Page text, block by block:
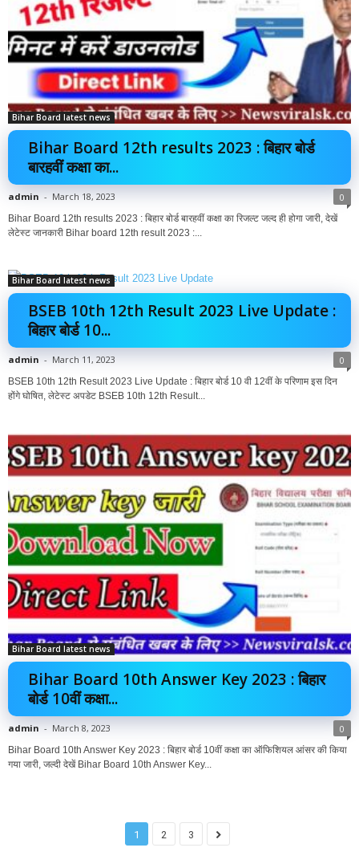
Bihar Board latest news
Bihar Board 12th results 2023 : बिहार बोर्ड
बारहवीं कक्षा का...
admin - March 18, 2023 0
Bihar Board 12th results 2023 : बिहार बोर्ड बारहवीं कक्षा का रिजल्ट जल्द ही होगा जारी, देखें
लेटेस्ट जानकारी Bihar board 12th result 2023 :...
Bihar Board latest news
BSEB 10th 12th Result 2023 Live Update :
बिहार बोर्ड 10...
admin - March 11, 2023 0
BSEB 10th 12th Result 2023 Live Update : बिहार बोर्ड 10 वी 12वीं के परिणाम इस दिन
होंगे घोषित, लेटेस्ट अपडेट BSEB 10th 12th Result...
Bihar Board latest news
Bihar Board 10th Answer Key 2023 : बिहार
बोर्ड 10वीं कक्षा...
admin - March 8, 2023 0
Bihar Board 10th Answer Key 2023 : बिहार बोर्ड 10वीं कक्षा का ऑफिशियल आंसर की किया
गया जारी, जल्दी देखें Bihar Board 10th Answer Key...
1 2 3